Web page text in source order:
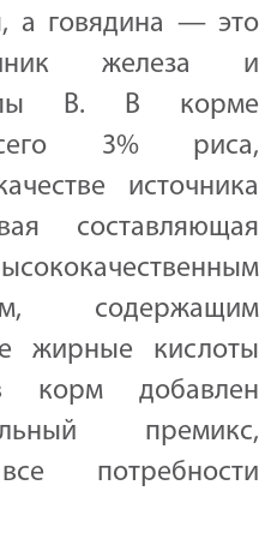
а говядина — это
железа и
В. В корме
3% риса,
источника
составляющая
содержащим
жирные кислоты
корм добавлен
премикс,
потребности